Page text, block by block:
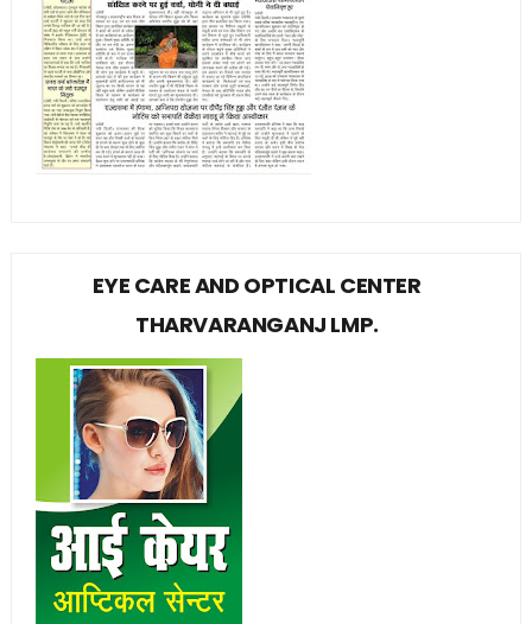
EYE CARE AND OPTICAL CENTER
THARVARANGANJ LMP.